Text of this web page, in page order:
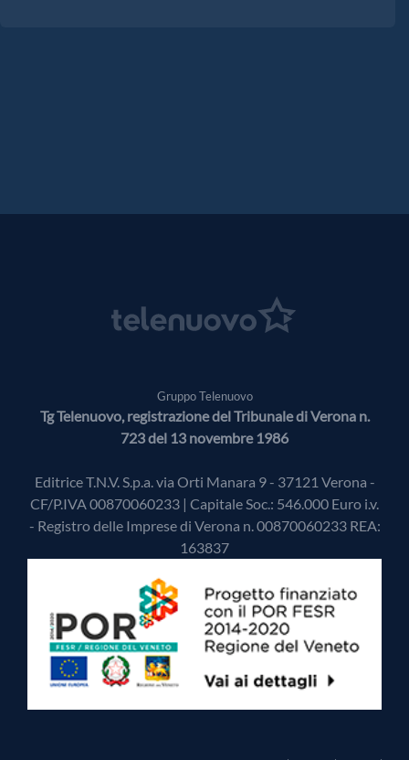
Gruppo Telenuovo
Tg Telenuovo, registrazione del Tribunale di Verona n.
723 del 13 novembre 1986
Editrice T.N.V. S.p.a. via Orti Manara 9 - 37121 Verona -
CF/P.IVA 00870060233 | Capitale Soc.: 546.000 Euro i.v.
- Registro delle Imprese di Verona n. 00870060233 REA:
163837